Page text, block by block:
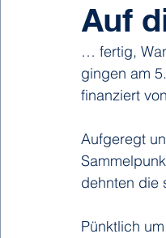
Auf
… fertig,
gingen am
finanziert
Aufgeregt
dehnten die
Pünktlich